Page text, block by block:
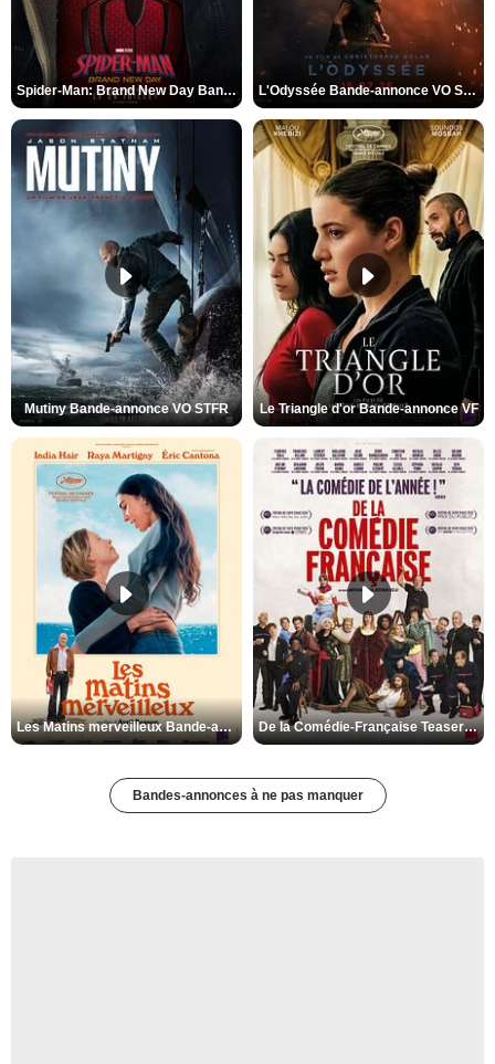
Spider-Man: Brand New Day Bande-annonce VO STFR L'Odyssée Bande-annonce VO STFR
Mutiny Bande-annonce VO STFR Le Triangle d'or Bande-annonce VF
Les Matins merveilleux Bande-annonce VF De la Comédie-Française Teaser VF
Bandes-annonces à ne pas manquer